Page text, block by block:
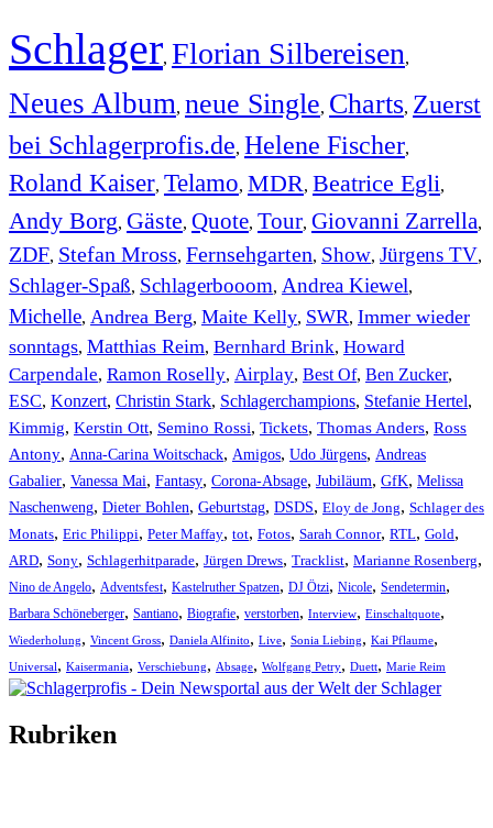
Schlager, Florian Silbereisen,
Neues Album, neue Single, Charts, Zuerst
bei Schlagerprofis.de, Helene Fischer,
Roland Kaiser, Telamo, MDR, Beatrice Egli,
Andy Borg, Gäste, Quote, Tour, Giovanni Zarrella,
ZDF, Stefan Mross, Fernsehgarten, Show, Jürgens TV,
Schlager-Spaß, Schlagerbooom, Andrea Kiewel,
Michelle, Andrea Berg, Maite Kelly, SWR, Immer wieder
sonntags, Matthias Reim, Bernhard Brink, Howard
Carpendale, Ramon Roselly, Airplay, Best Of, Ben Zucker,
ESC, Konzert, Christin Stark, Schlagerchampions, Stefanie Hertel,
Kimmig, Kerstin Ott, Semino Rossi, Tickets, Thomas Anders, Ross
Antony, Anna-Carina Woitschack, Amigos, Udo Jürgens, Andreas
Gabalier, Vanessa Mai, Fantasy, Corona-Absage, Jubiläum, GfK, Melissa
Naschenweng, Dieter Bohlen, Geburtstag, DSDS, Eloy de Jong, Schlager des
Monats, Eric Philippi, Peter Maffay, tot, Fotos, Sarah Connor, RTL, Gold,
ARD, Sony, Schlagerhitparade, Jürgen Drews, Tracklist, Marianne Rosenberg,
Nino de Angelo, Adventsfest, Kastelruther Spatzen, DJ Ötzi, Nicole, Sendetermin,
Barbara Schöneberger, Santiano, Biografie, verstorben, Interview, Einschaltquote,
Wiederholung, Vincent Gross, Daniela Alfinito, Live, Sonia Liebing, Kai Pflaume,
Universal, Kaisermania, Verschiebung, Absage, Wolfgang Petry, Duett, Marie Reim
Rubriken